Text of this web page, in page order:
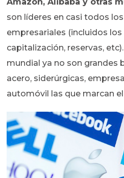
son líderes en casi todos
empresariales (incluidos
capitalización, reservas,
mundial ya no son grandes
acero, siderúrgicas,
automóvil las que marcan